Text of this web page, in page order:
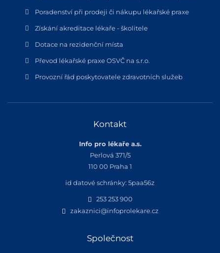
Poradenství při prodeji či nákupu lékařské praxe
Získání akreditace lékaře - školitele
Dotace na rezidenční místa
Převod lékařské praxe OSVČ na s.r.o.
Provozní řád poskytovatele zdravotních služeb
Kontakt
Info pro lékaře a.s.
Perlová 371/5
110 00 Praha 1
id datové schránky: 5paa56z
253 253 900
zakaznici@infoprolekare.cz
Společnost